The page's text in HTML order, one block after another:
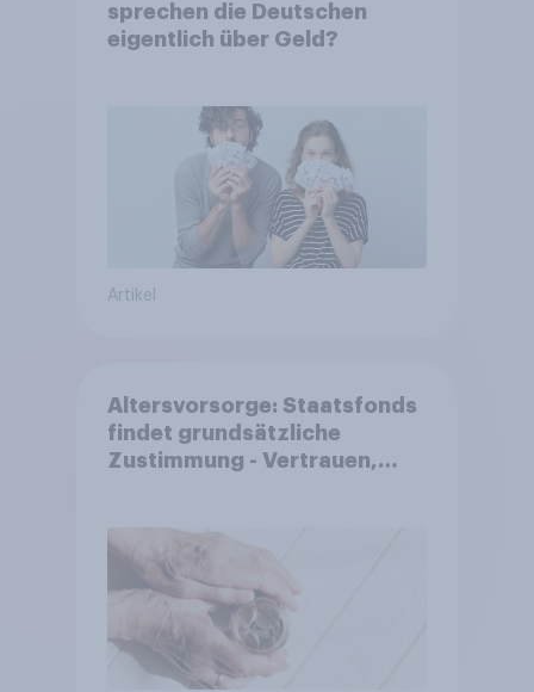
sprechen die Deutschen
eigentlich über Geld?
Artikel
Altersvorsorge: Staatsfonds
findet grundsätzliche
Zustimmung - Vertrauen,
Akzeptanz